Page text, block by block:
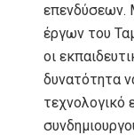
επενδύσεων.
έργων του
οι
δυνατότητα
τεχνολογικό